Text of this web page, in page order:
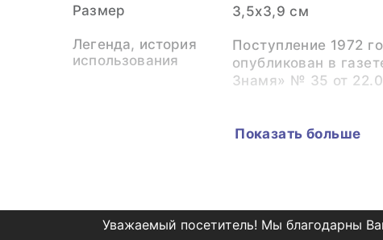
Размер 3,5х3,9 см
Легенда, история
использования
Поступление 1972
опубликован в
Знамя» № 35 от
(Фотограф)
Музейный номер ТМО-23689. ФНег-
Показать больше
Уважаемый посетитель! Мы благодарны